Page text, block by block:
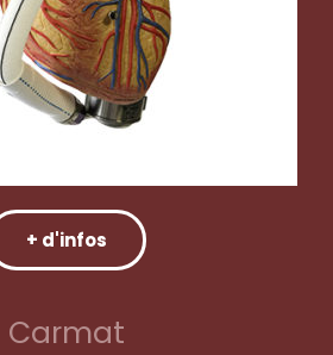
+ d'infos
Carmat